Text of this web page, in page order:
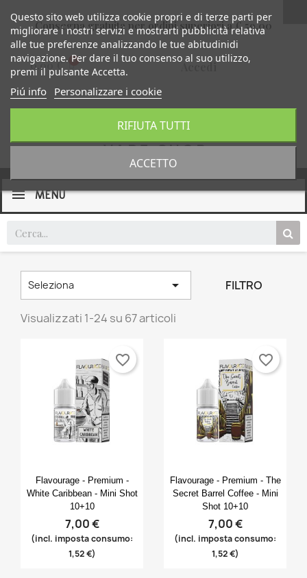
Consegna gratuita per ordini superiori a € 59,00
0,00 €
MENU
Seleziona  FILTRO
Visualizzati 1-24 su 67 articoli
Anteprima
Flavourage - Premium -
White Caribbean - Mini Shot
10+10
7,00 €
(incl. imposta consumo:
1,52 €)
favorite_border
Anteprima
Flavourage - Premium - The
Secret Barrel Coffee - Mini
Shot 10+10
7,00 €
(incl. imposta consumo:
1,52 €)
favorite_border
Questo sito web utilizza cookie propri e di terze parti per
migliorare i nostri servizi e mostrarti pubblicità relativa
alle tue preferenze analizzando le tue abitudinidi
navigazione. Per dare il tuo consenso al suo utilizzo,
premi il pulsante Accetta.
Piú info Personalizzare i cookie
RIFIUTA TUTTI
ACCETTO